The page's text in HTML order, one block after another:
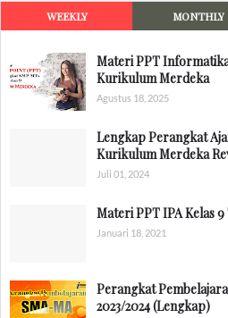
WEEKLY MONTHLY
Materi PPT
Kurikulum Merdeka
Agustus 18, 2025
Lengkap Perangkat
Kurikulum Merdeka
Juli 01, 2024
Materi PPT IPA Kelas
Januari 18, 2021
Perangkat
2023/2024 (Lengkap)